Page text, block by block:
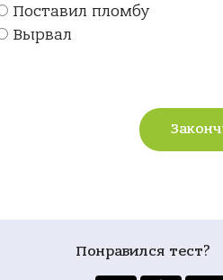
Поставил пломбу
Вырвал
Понравился тест?